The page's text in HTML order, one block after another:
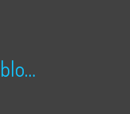
Publié depuis Overblog et Facebook